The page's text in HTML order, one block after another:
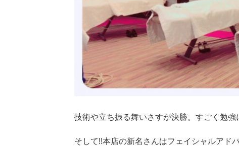
技術や立ち振る舞いさすが決勝。すごく勉強
そして!!本店の新名さんはフェイシャルアド